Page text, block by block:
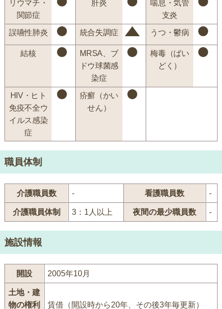
リウマチ・
関節症
肝炎
喘息・気管
支炎
誤嚥性肺炎 統合失調症 うつ・鬱病
結核
MRSA、ブ
ドウ球菌感
染症
梅毒（ばい
どく）
HIV・ヒト
免疫不全ウ
イルス感染
症
疥癬（かい
せん）
職員体制
介護職員数 - 看護職員数 -
介護職員体制 3：1人以上 夜間の最少職員数 -
施設情報
開設 2005年10月
土地・建
物の権利
賃借（開設時から20年、その後3年毎更新）